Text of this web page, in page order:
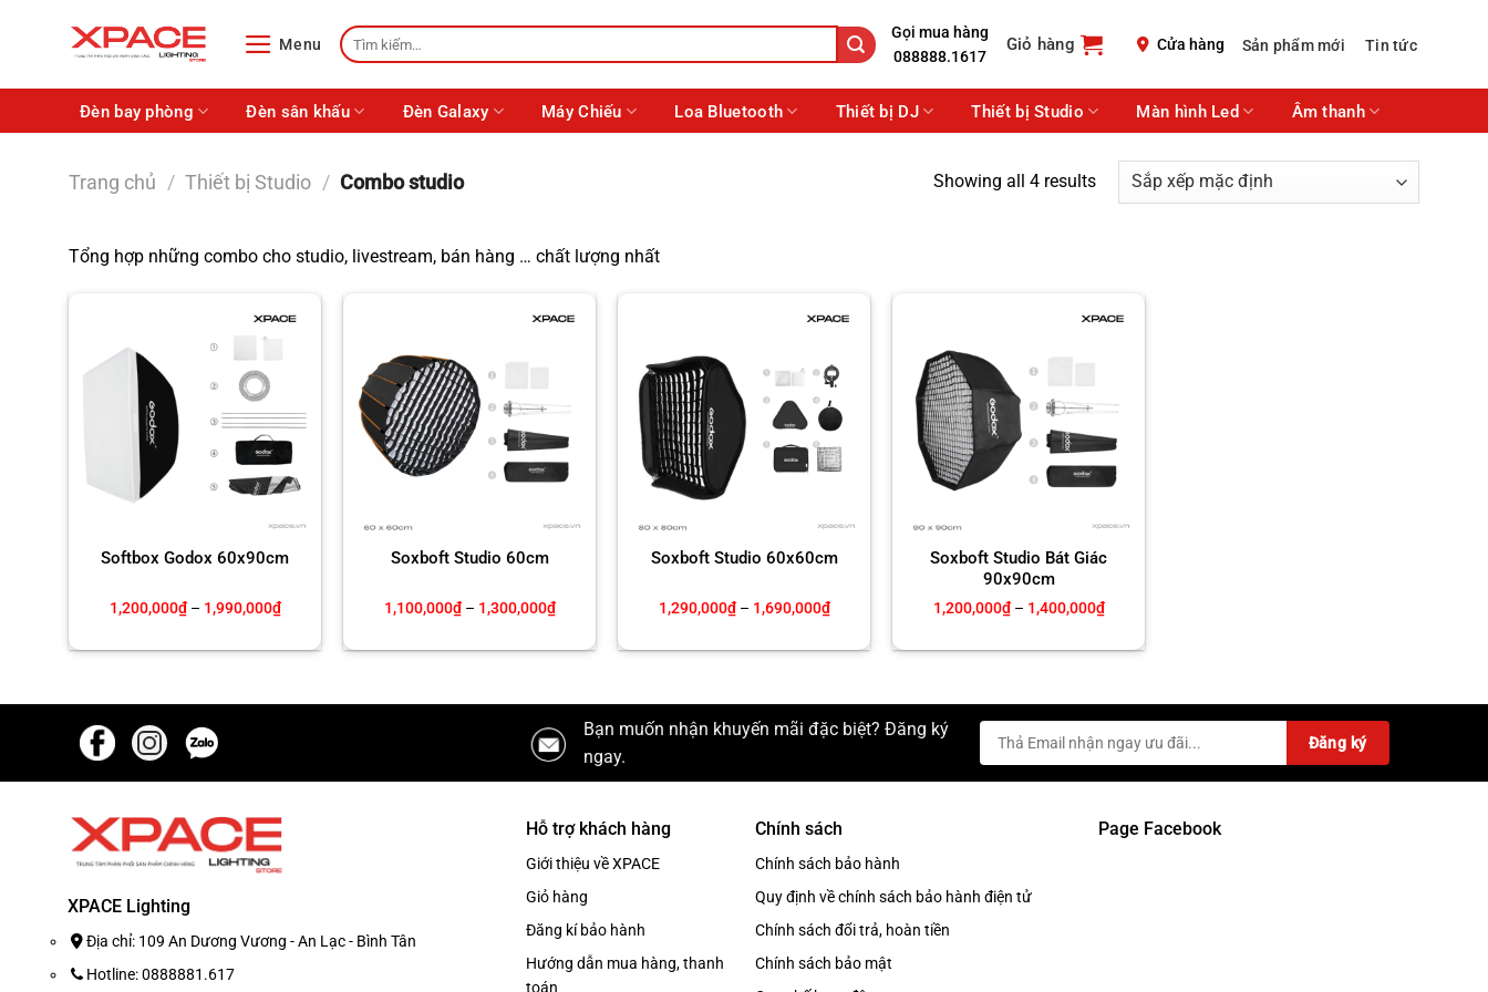
Menu
Tìm
kiếm:
Gọi mua hàng
088888.1617
Giỏ hàng Cửa hàng Sản phẩm mới Tin tức
Đèn bay phòng Đèn sân khấu Đèn Galaxy Máy Chiếu Loa Bluetooth Thiết bị DJ Thiết bị Studio Màn hình Led Âm thanh
Trang chủ / Thiết bị Studio / Combo studio Showing all 4 results
Tổng hợp những combo cho studio, livestream, bán hàng … chất lượng nhất
Softbox Godox 60x90cm
1,200,000₫ – 1,990,000₫Khoảng
giá:
1,200,000₫
Soxboft Studio 60cm
1,100,000₫ – 1,300,000₫Khoảng
giá:
1,100,000₫
Soxboft Studio 60x60cm
1,290,000₫ – 1,690,000₫Khoảng
giá:
1,290,000₫
Soxboft Studio Bát Giác
90x90cm
1,200,000₫ – 1,400,000₫Khoảng
giá:
1,200,000₫
Bạn muốn nhận khuyến mãi đặc biệt? Đăng ký
ngay.
XPACE Lighting
Địa chỉ: 109 An Dương Vương - An Lạc - Bình Tân
Hotline: 0888881.617
Hỗ trợ khách hàng
Giới thiệu về XPACE
Giỏ hàng
Đăng kí bảo hành
Hướng dẫn mua hàng, thanh
toán
Chính sách
Chính sách bảo hành
Quy định về chính sách bảo hành điện tử
Chính sách đổi trả, hoàn tiền
Chính sách bảo mật
Page Facebook